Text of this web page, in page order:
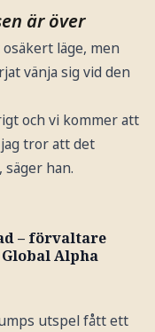
är över
läge, men
vänja sig vid den
och vi kommer att
tror att det
han.
– förvaltare
Alpha
utspel fått ett